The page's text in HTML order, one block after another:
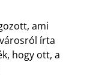
ami
írta
hogy ott, a